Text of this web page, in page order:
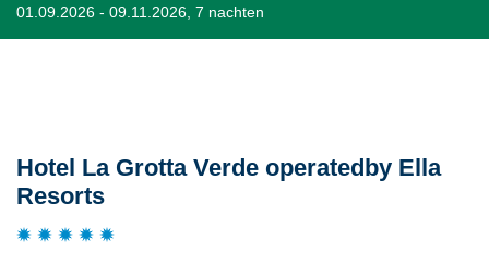
01.09.2026 - 09.11.2026, 7 nachten
Hotel La Grotta Verde operatedby Ella
Resorts